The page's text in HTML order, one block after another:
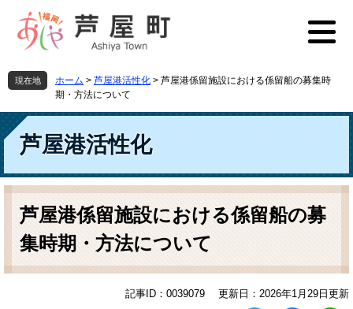
先
頭
。
を
飛
て
文
現在地 ホーム > 芦屋港活性化 > 芦屋港係留施設における係留船の募集時
期・方法について
芦屋港活性化
本
芦屋港係留施設における係留船の募
集時期・方法について
記事ID：0039079 更新日：2026年1月29日更新